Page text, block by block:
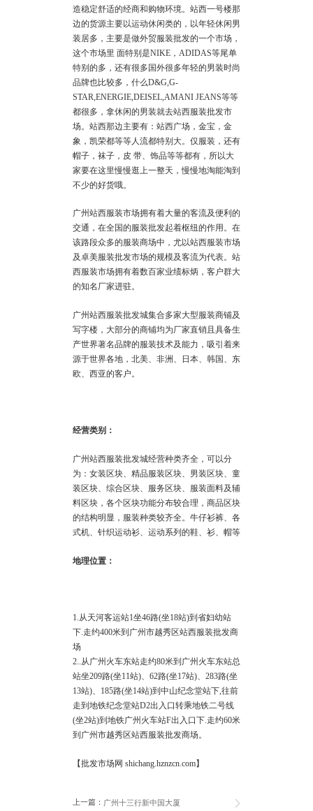
造稳定舒适的经商和购物环境。站西一号楼那
边的货源主要以运动休闲类的，以年轻休闲男
装居多，主要是做外贸服装批发的一个市场，
这个市场里 面特别是NIKE，ADIDAS等尾单
特别的多，还有很多国外很多年轻的男装时尚
品牌也比较多，什么D&G,G-
STAR,ENERGIE,DEISEL,AMANI JEANS等等
都很多，拿休闲的男装就去站西服装批发市
场。站西那边主要有：站西广场，金宝，金
象，凯荣都等等人流都特别大。仅服装，还有
帽子，袜子，皮 带、饰品等等都有，所以大
家要在这里慢慢逛上一整天，慢慢地淘能淘到
不少的好货哦。
广州站西服装市场拥有着大量的客流及便利的
交通，在全国的服装批发起着枢纽的作用。在
该路段众多的服装商场中，尤以站西服装市场
及卓美服装批发市场的规模及客流为代表。站
西服装市场拥有着数百家业绩标炳，客户群大
的知名厂家进驻。
广州站西服装批发城集合多家大型服装商铺及
写字楼，大部分的商铺均为厂家直销且具备生
产世界著名品牌的服装技术及能力，吸引着来
源于世界各地，北美、非洲、日本、韩国、东
欧、西亚的客户。
经营类别：
广州站西服装批发城经营种类齐全，可以分
为：女装区块、精品服装区块、男装区块、童
装区块、综合区块、服务区块、服装面料及辅
料区块，各个区块功能分布较合理，商品区块
的结构明显，服装种类较齐全。牛仔衫裤、各
式机、针织运动衫、运动系列的鞋、衫、帽等
地理位置：
1.从天河客运站1坐46路(坐18站)到省妇幼站
下.走约400米到广州市越秀区站西服装批发商
场
2..从广州火车东站走约80米到广州火车东站总
站坐209路(坐11站)、62路(坐17站)、283路(坐
13站)、185路(坐14站)到中山纪念堂站下,往前
走到地铁纪念堂站D2出入口转乘地铁二号线
(坐2站)到地铁广州火车站F出入口下.走约60米
到广州市越秀区站西服装批发商场。
【批发市场网 shichang.hznzcn.com】
上一篇： 广州十三行新中国大厦